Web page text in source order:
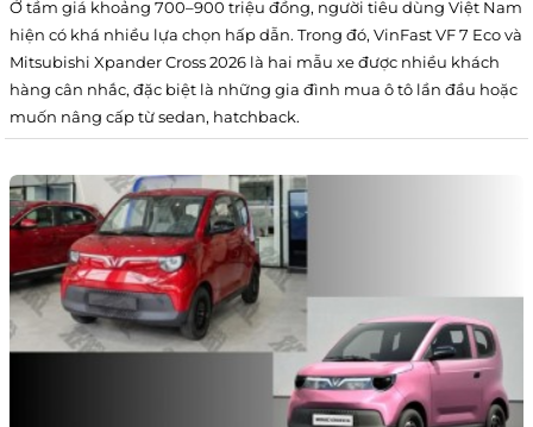
Ở tầm giá khoảng 700–900 triệu đồng, người tiêu dùng Việt Nam
hiện có khá nhiều lựa chọn hấp dẫn. Trong đó, VinFast VF 7 Eco và
Mitsubishi Xpander Cross 2026 là hai mẫu xe được nhiều khách
hàng cân nhắc, đặc biệt là những gia đình mua ô tô lần đầu hoặc
muốn nâng cấp từ sedan, hatchback.